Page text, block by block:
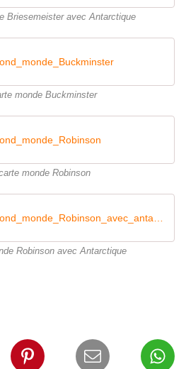
Briesemeister avec Antarctique
monde Buckminster
monde Robinson
Robinson avec Antarctique